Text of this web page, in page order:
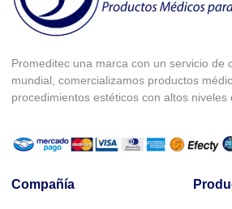
Promeditec una marca con un servicio de
mundial, comercializamos productos
procedimientos estéticos con altos niveles
Compañía